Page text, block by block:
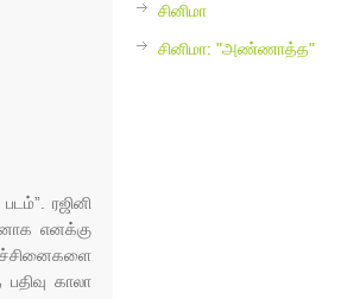
ரஜினி
எனக்கு
காலா
சினிமா
சினிமா: "அண்ணாத்த"